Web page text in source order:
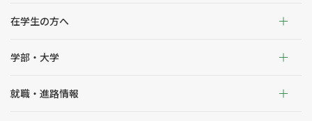
在学生の方へ
学部・大学
就職・進路情報